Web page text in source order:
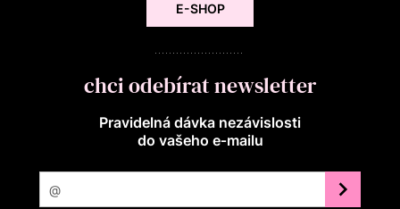
E-SHOP
chci odebírat newsletter
Pravidelná dávka nezávislosti
do vašeho e‑mailu